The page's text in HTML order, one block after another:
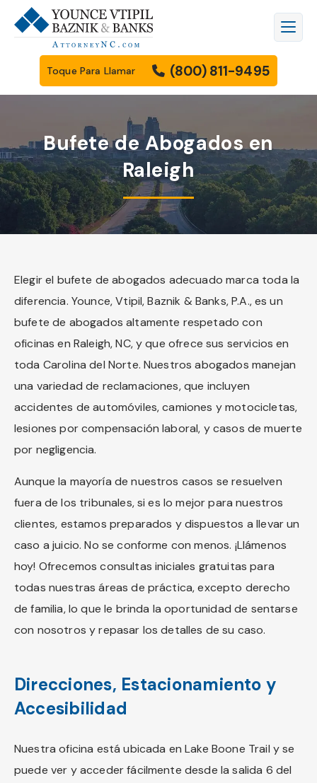
Toque Para Llamar (800) 811-9495
Bufete de Abogados en
Raleigh
Elegir el bufete de abogados adecuado marca toda la
diferencia. Younce, Vtipil, Baznik & Banks, P.A., es un
bufete de abogados altamente respetado con
oficinas en Raleigh, NC, y que ofrece sus servicios en
toda Carolina del Norte. Nuestros abogados manejan
una variedad de reclamaciones, que incluyen
accidentes de automóviles, camiones y motocicletas,
lesiones por compensación laboral, y casos de muerte
por negligencia.
Aunque la mayoría de nuestros casos se resuelven
fuera de los tribunales, si es lo mejor para nuestros
clientes, estamos preparados y dispuestos a llevar un
caso a juicio. No se conforme con menos. ¡Llámenos
hoy! Ofrecemos consultas iniciales gratuitas para
todas nuestras áreas de práctica, excepto derecho
de familia, lo que le brinda la oportunidad de sentarse
con nosotros y repasar los detalles de su caso.
Direcciones, Estacionamiento y
Accesibilidad
Nuestra oficina está ubicada en Lake Boone Trail y se
puede ver y acceder fácilmente desde la salida 6 del